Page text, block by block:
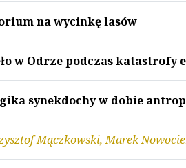
na wycinkę lasów
w Odrze podczas katastrofy
synekdochy w dobie
Mączkowski, Marek